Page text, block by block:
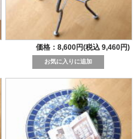
価格：8,600円(税込 9,460円)